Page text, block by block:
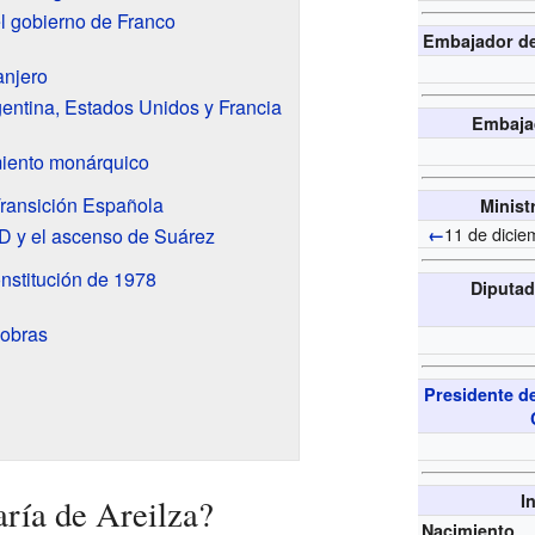
Embajador
←11 de
Presidente
gobierno de Franco
Estados Unidos y Francia
monárquico
Española
y el ascenso de Suárez
de 1978
de Areilza?